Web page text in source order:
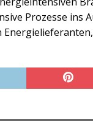
Prozesse ins